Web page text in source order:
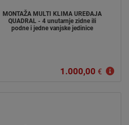
MONTAŽA MULTI KLIMA UREĐAJA
QUADRAL - 4 unutarnje zidne ili
podne i jedne vanjske jedinice
1.000,00 €